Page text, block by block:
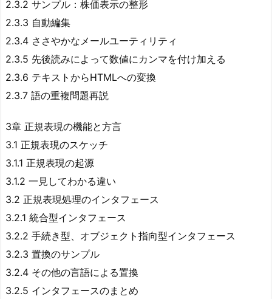
2.3.2 サンプル：株価表示の整形
2.3.3 自動編集
2.3.4 ささやかなメールユーティリティ
2.3.5 先後読みによって数値にカンマを付け加える
2.3.6 テキストからHTMLへの変換
2.3.7 語の重複問題再説
3章 正規表現の機能と方言
3.1 正規表現のスケッチ
3.1.1 正規表現の起源
3.1.2 一見してわかる違い
3.2 正規表現処理のインタフェース
3.2.1 統合型インタフェース
3.2.2 手続き型、オブジェクト指向型インタフェース
3.2.3 置換のサンプル
3.2.4 その他の言語による置換
3.2.5 インタフェースのまとめ